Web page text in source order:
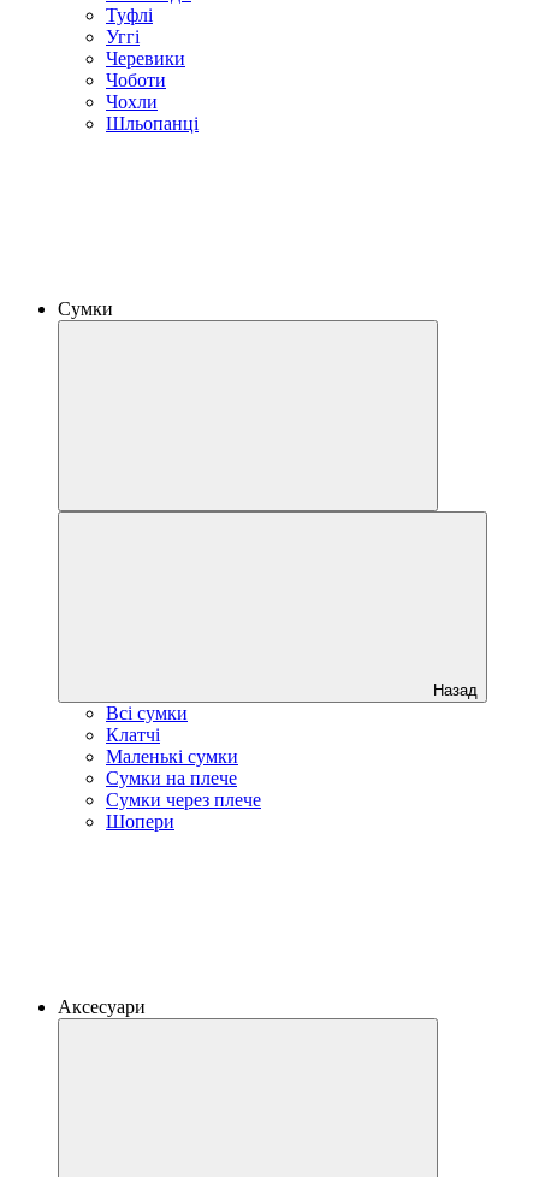
Туфлі
Уггі
Черевики
Чоботи
Чохли
Шльопанці
Сумки
Назад
Всі сумки
Клатчі
Маленькі сумки
Сумки на плече
Сумки через плече
Шопери
Аксесуари